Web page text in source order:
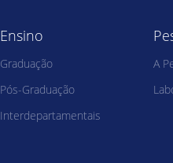
Ensino
Graduação
Pós-Graduação
Interdepartamentais
A